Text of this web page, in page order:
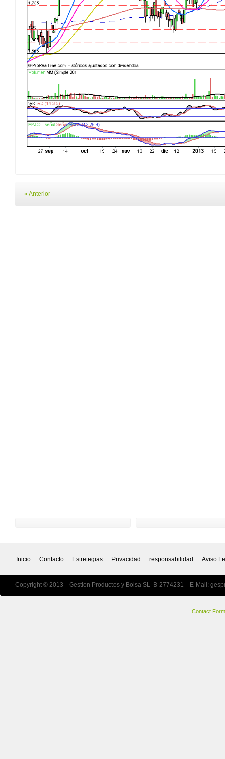
« Anterior
Inicio Contacto Estretegias Privacidad responsabilidad Aviso
Copyright © 2013 Gestion Productos y Bolsa SL B-2774231 E-Mail:
Contact Form